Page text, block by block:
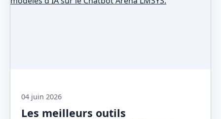
04 juin 2026
Les meilleurs outils